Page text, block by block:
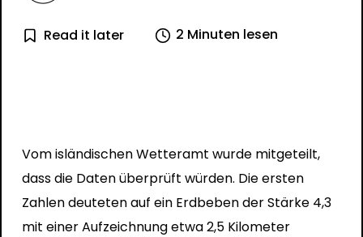
Read it later 2 Minuten lesen
Vom isländischen Wetteramt wurde mitgeteilt,
dass die Daten überprüft würden. Die ersten
Zahlen deuteten auf ein Erdbeben der Stärke 4,3
mit einer Aufzeichnung etwa 2,5 Kilometer